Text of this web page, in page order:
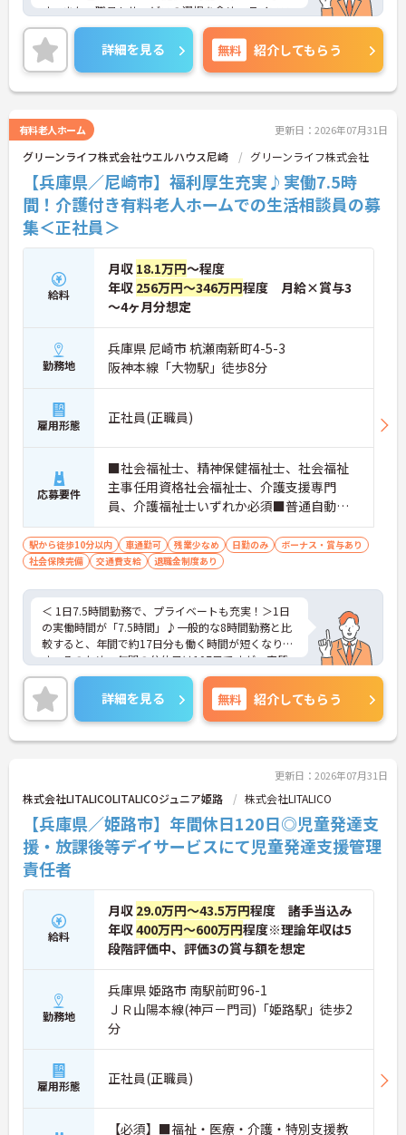
す。また、職員もサービスの選択を含め、ライフス
タイルに合わせた働き方の選択肢が多くあります。
入社時研修はもちろん、サービス・職種ごとに研修
カリキュラムが整っており学び成長できる環境で
す。
ご興味のある方は面接対策ポイントなどお話致しま
詳細を見る 無料 紹介してもらう
有料老人ホーム 更新日：2026年07月31日
グリーンライフ株式会社ウエルハウス尼崎 グリーンライフ株式会社
【兵庫県／尼崎市】福利厚生充実♪実働7.5時
間！介護付き有料老人ホームでの生活相談員の募
集＜正社員＞
給料
月収 18.1万円～程度
年収 256万円～346万円程度 月給×賞与3
～4ヶ月分想定
勤務地
兵庫県 尼崎市 杭瀬南新町4-5-3
阪神本線「大物駅」徒歩8分
雇用形態 正社員(正職員)
応募要件
■社会福祉士、精神保健福祉士、社会福祉
主事任用資格社会福祉士、介護支援専門
員、介護福祉士いずれか必須■普通自動車
免許必須（AT限定可）
駅から徒歩10分以内 車通勤可 残業少なめ 日勤のみ
ボーナス・賞与あり
社会保険完備
交通費支給 退職金制度あり
＜ 1日7.5時間勤務で、プライベートも充実！＞1日
の実働時間が「7.5時間」♪一般的な8時間勤務と比
較すると、年間で約17日分も働く時間が短くなりま
す。そのため、年間の公休日は107日ですが、実質
的には「年間休日124日相当」のゆとりがある計算
になります。残業も月0～10時間程度と少なめなの
で、仕事終わりの時間や休日をしっかりと自分のた
めに使うことができます。
＜成長できる環境＞人材育成に力を入れています。
おり、ワークライフバランスを保ちながらキャリア
を築ける風土が根付いています。階層別・職種別の
研修制度も充実しており、未経験からベテランまで
着実に成長できる環境です。
詳細を見る 無料 紹介してもらう
更新日：2026年07月31日
株式会社LITALICOLITALICOジュニア姫路 株式会社LITALICO
【兵庫県／姫路市】年間休日120日◎児童発達支
援・放課後等デイサービスにて児童発達支援管理
責任者
給料
月収 29.0万円～43.5万円程度 諸手当込み
年収400万円～600万円程度※理論年収は5
段階評価中、評価3の賞与額を想定
勤務地
兵庫県 姫路市 南駅前町96-1
ＪＲ山陽本線(神戸－門司)「姫路駅」徒歩2
分
雇用形態 正社員(正職員)
【必須】■福祉・医療・介護・特別支援教